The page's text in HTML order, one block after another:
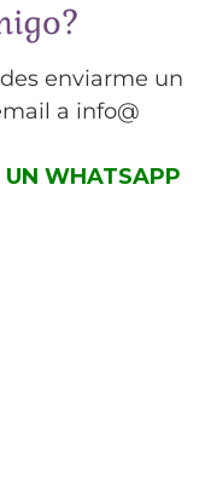
enviarme un
a info@
UN WHATSAPP